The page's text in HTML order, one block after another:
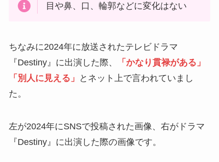
目や鼻、口、輪郭などに変化はない
ちなみに2024年に放送されたテレビドラマ
『Destiny』に出演した際、
「かなり貫禄がある」
「別人に見える」
とネット上で言われていまし
た。
左が2024年にSNSで投稿された画像、右がドラマ
『Destiny』に出演した際の画像です。